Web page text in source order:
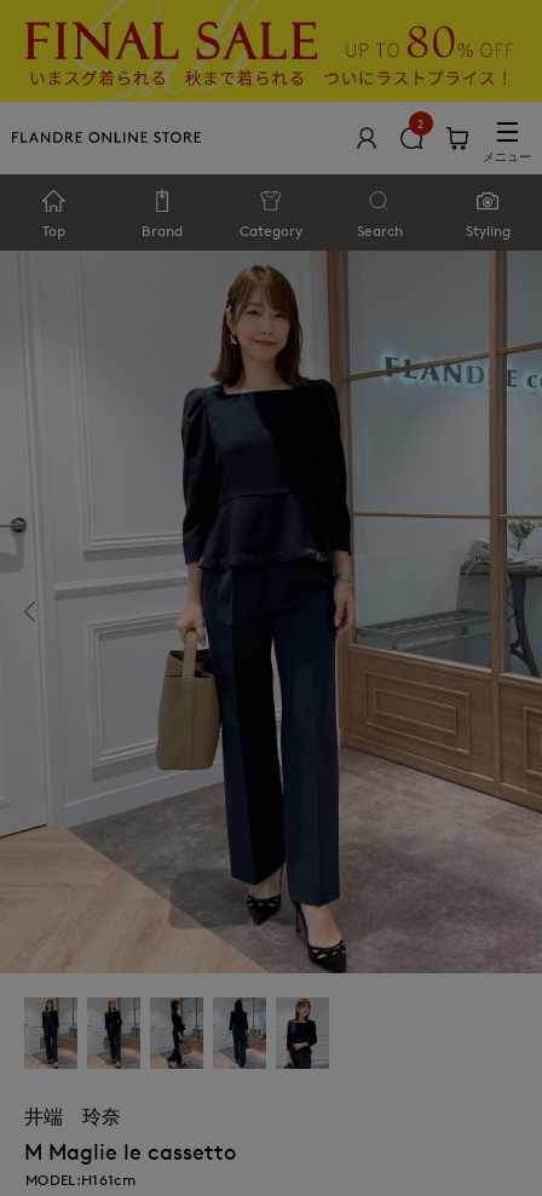
2
メニュー
Top Brand Category Search Styling
井端 玲奈
M Maglie le cassetto
MODEL:H161cm